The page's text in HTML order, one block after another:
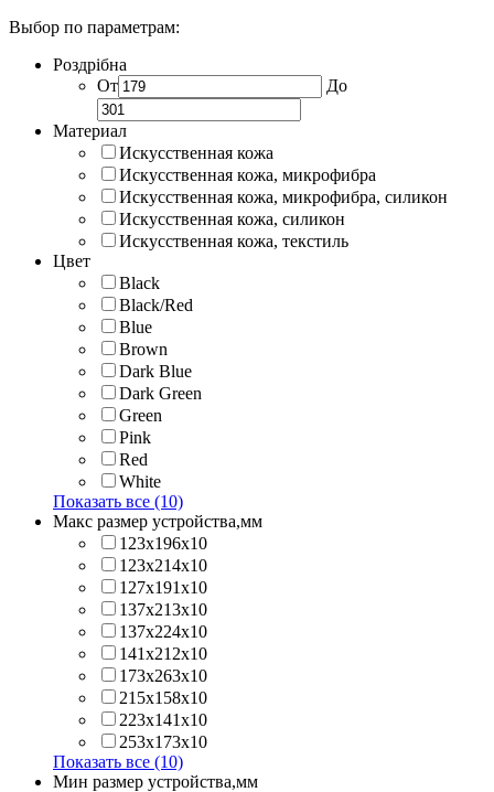
Выбор по параметрам:
Роздрібна
От
До
Материал
Искусственная кожа
Искусственная кожа, микрофибра
Искусственная кожа, микрофибра, силикон
Искусственная кожа, силикон
Искусственная кожа, текстиль
Цвет
Black
Black/Red
Blue
Brown
Dark Blue
Dark Green
Green
Pink
Red
White
Показать все (10)
Макс размер устройства,мм
123х196х10
123х214x10
127х191х10
137х213х10
137х224x10
141х212х10
173х263x10
215х158x10
223х141x10
253х173x10
Показать все (10)
Мин размер устройства,мм